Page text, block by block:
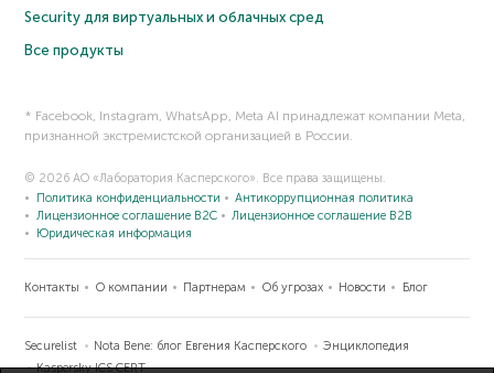
Security для виртуальных и облачных сред
Все продукты
* Facebook, Instagram, WhatsApp, Meta AI принадлежат компании Meta,
признанной экстремистской организацией в России.
© 2026 АО «Лаборатория Касперского». Все права защищены.
Политика конфиденциальности
Антикоррупционная политика
Лицензионное соглашение B2C
Лицензионное соглашение B2B
Юридическая информация
Контакты О компании Партнерам Об угрозах Новости Блог
Securelist Nota Bene: блог Евгения Касперского
Энциклопедия
Kaspersky ICS CERT